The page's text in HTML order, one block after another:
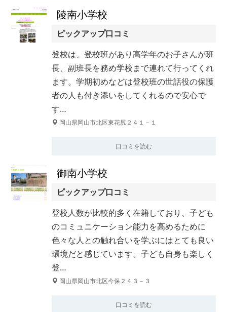
陵南小学校
ピックアップ口コミ
登校は、登校班があり高学年のお子さんが班
長、副班長を務め学校まで連れて行ってくれ
ます。学期初めなどは登校班の世話役の保護
者の人も付き添いをしてくれるので安心で
す…
岡山県岡山市北区東花尻２４１－１
口コミを読む
御南小学校
ピックアップ口コミ
登校人数が比較的多く在籍しており、子ども
のコミュニケーション能力を高めるために
色々な人との触れ合いを学ぶにはとても良い
環境だと感じています。子ども自身も楽しく
登…
岡山県岡山市北区今保２４３－３
口コミを読む